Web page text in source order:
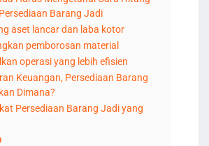
Barang Jadi
aset lancar dan laba kotor
pemborosan material
operasi yang lebih efisien
Keuangan, Persediaan Barang
Dimana?
Persediaan Barang Jadi yang